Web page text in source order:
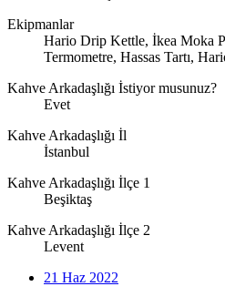
Ekipmanlar
Hario Drip Kettle, İkea Moka
Termometre, Hassas Tartı,
Kahve Arkadaşlığı İstiyor musunuz?
Evet
Kahve Arkadaşlığı İl
İstanbul
Kahve Arkadaşlığı İlçe 1
Beşiktaş
Kahve Arkadaşlığı İlçe 2
Levent
21 Haz 2022